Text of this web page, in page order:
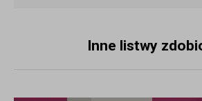
Inne listwy